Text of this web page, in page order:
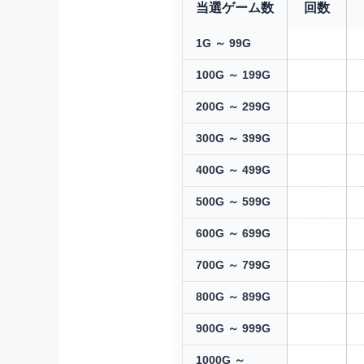
当選ゲーム数 回数
1G ～ 99G
100G ～ 199G
200G ～ 299G
300G ～ 399G
400G ～ 499G
500G ～ 599G
600G ～ 699G
700G ～ 799G
800G ～ 899G
900G ～ 999G
1000G ～